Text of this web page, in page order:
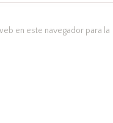
en este navegador para la